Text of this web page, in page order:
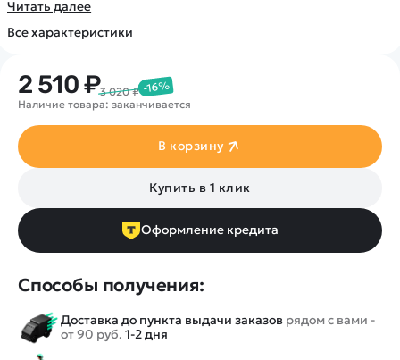
Читать далее
Все характеристики
2 510 ₽3 020 ₽ -16%
Наличие товара: заканчивается
В корзину
Купить в 1 клик
Оформление кредита
Способы получения:
Доставка до пункта выдачи заказов рядом с вами -
от 90 руб. 1-2 дня
Запчасти для моделей